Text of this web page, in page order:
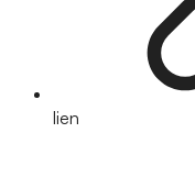
lien